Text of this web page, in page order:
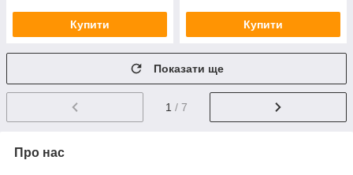
Купити Купити
Показати ще
1 / 7
Про нас